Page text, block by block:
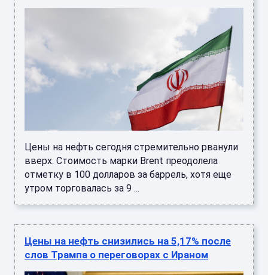
Цены на нефть сегодня стремительно рванули
вверх. Стоимость марки Brent преодолела
отметку в 100 долларов за баррель, хотя еще
утром торговалась за 9 ...
Цены на нефть снизились на 5,17% после
слов Трампа о переговорах с Ираном